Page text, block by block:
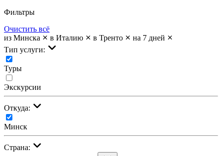
Фильтры
Очистить всё
из Минска
в Италию в Тренто
на 7 дней
Тип услуги:
Туры
Экскурсии
Откуда:
Минск
Страна: